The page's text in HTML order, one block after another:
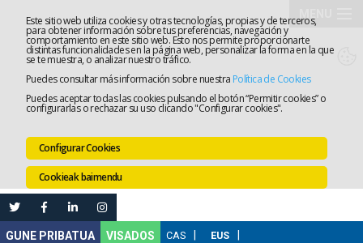
Este sitio web utiliza cookies y otras tecnologías, propias y de terceros,
para obtener información sobre tus preferencias, navegación y
comportamiento en este sitio web. Esto nos permite proporcionarte
distintas funcionalidades en la página web, personalizar la forma en la que
se te muestra, o analizar nuestro tráfico.
Puedes consultar más información sobre nuestra Política de Cookies
Puedes aceptar todas las cookies pulsando el botón “Permitir cookies” o
configurarlas o rechazar su uso clicando "Configurar cookies".
Configurar Cookies
Cookieak baimendu
VISADOS
Elkargoa
Lanaren